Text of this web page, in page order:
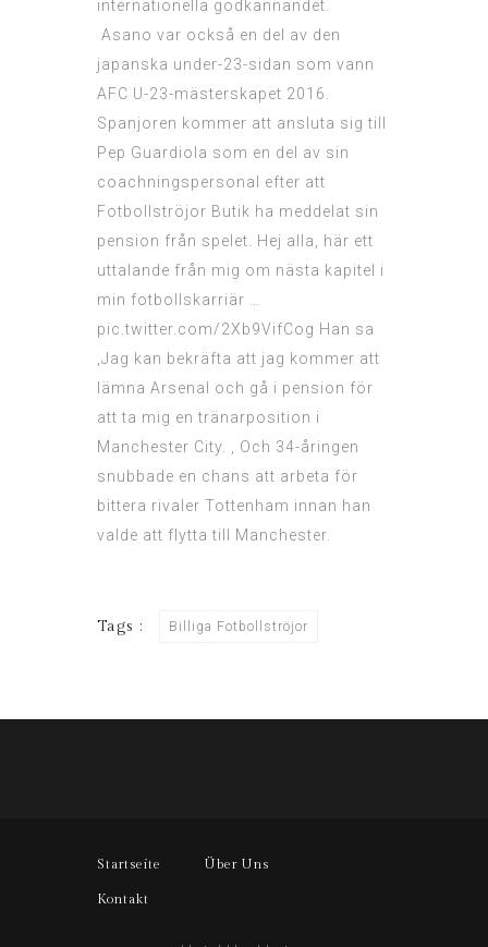
internationella godkännandet.
Asano var också en del av den
japanska under-23-sidan som vann
AFC U-23-mästerskapet 2016.
Spanjoren kommer att ansluta sig till
Pep Guardiola som en del av sin
coachningspersonal efter att
Fotbollströjor Butik ha meddelat sin
pension från spelet. Hej alla, här ett
uttalande från mig om nästa kapitel i
min fotbollskarriär …
pic.twitter.com/2Xb9VifCog Han sa
‚Jag kan bekräfta att jag kommer att
lämna Arsenal och gå i pension för
att ta mig en tränarposition i
Manchester City. ‚ Och 34-åringen
snubbade en chans att arbeta för
bittera rivaler Tottenham innan han
valde att flytta till Manchester.
Tags : Billiga Fotbollströjor
Startseite Über Uns
Kontakt